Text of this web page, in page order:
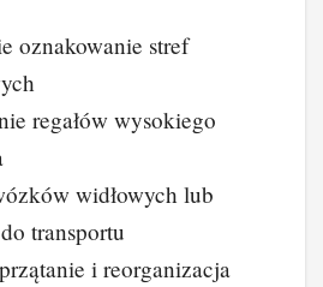
oznakowanie stref
regałów wysokiego
widłowych lub
transportu
i reorganizacja